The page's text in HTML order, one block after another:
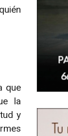
que
la
y